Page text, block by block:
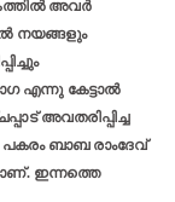
അവര്‍
നയങ്ങളും
എന്നു കേട്ടാല്‍
അവതരിപ്പിച്ച
ബാബ രാംദേവ്
ഇന്നത്തെ